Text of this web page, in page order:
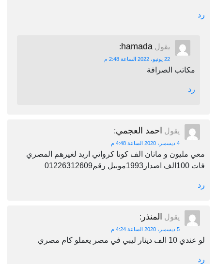
رد
يقول hamada
:
22 يونيو، 2022 الساعة 2:48 م
مكاتب الصرافة
رد
يقول احمد العجمي:
4 ديسمبر، 2020 الساعة 4:48 م
معي مليون و ماتان الف كونا كرواتي اريد لغيرهم المصري
فات 100الف اصدار1993موبيل رقم01226312609
رد
يقول المنذر :
5 ديسمبر، 2020 الساعة 4:24 م
لو عندي 10 الف دينار ليبي في مصر يعملو كام مصري
رد